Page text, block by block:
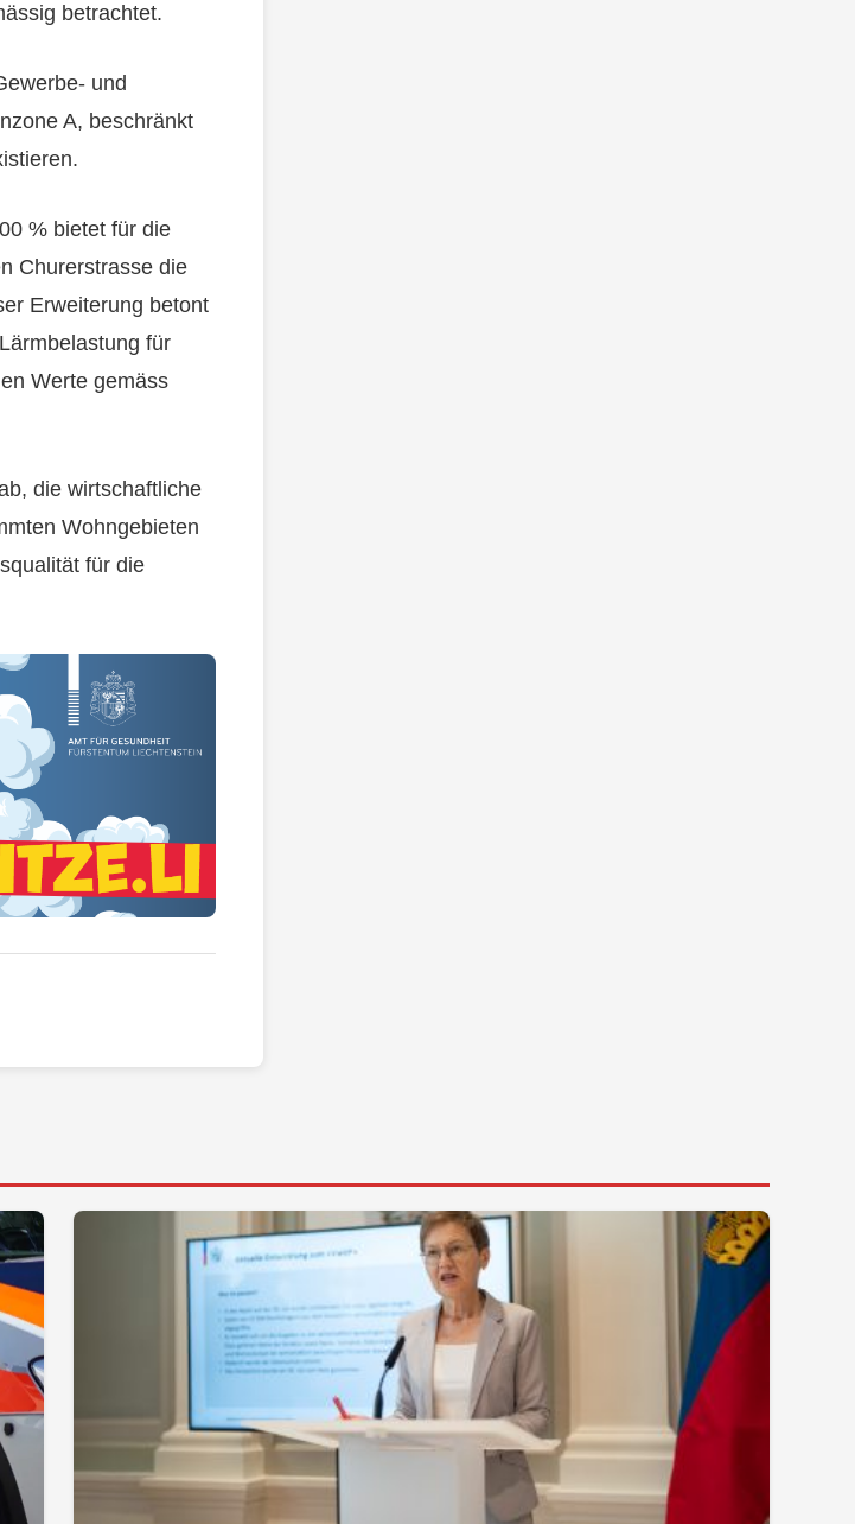
betrachtet.
und
A, beschränkt
% bietet für die
Churerstrasse die
Erweiterung betont
für
Werte gemäss
die wirtschaftliche
Wohngebieten
für die